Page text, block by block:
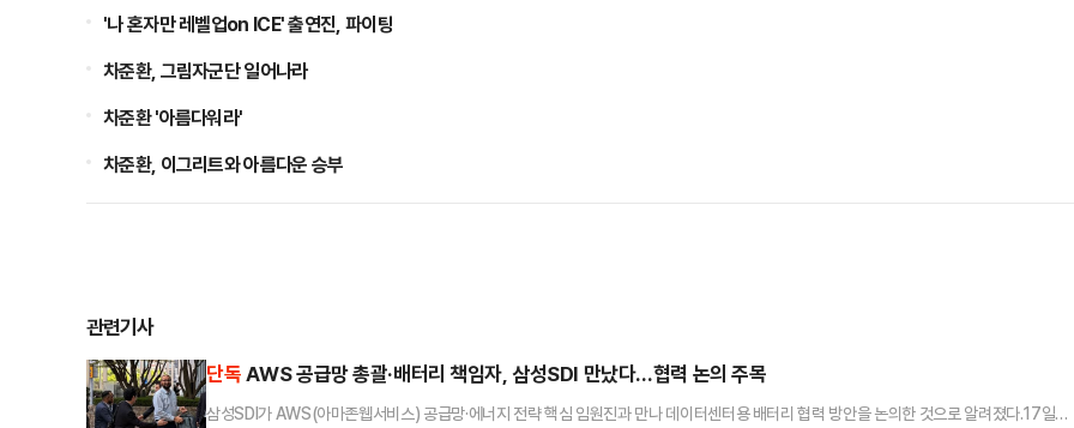
'나 혼자만 레벨업on ICE' 출연진, 파이팅
차준환, 그림자군단 일어나라
차준환 '아름다워라'
차준환, 이그리트와 아름다운 승부
관련기사
단독AWS 공급망 총괄·배터리 책임자, 삼성SDI 만났다…협력 논의 주목
삼성SDI가 AWS(아마존웹서비스) 공급망·에너지 전략 핵심 임원진과 만나 데이터센터용 배터리 협력 방안을 논의한 것으로 알려졌다.17일